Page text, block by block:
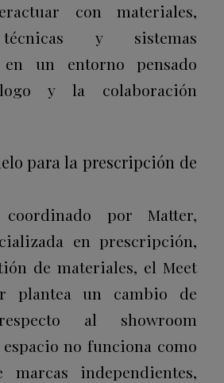
con materiales,
y sistemas
en un entorno pensado
y la colaboración
para la prescripción de
por Matter,
en prescripción,
de materiales, el Meet
plantea un cambio de
al showroom
no funciona como
independientes,